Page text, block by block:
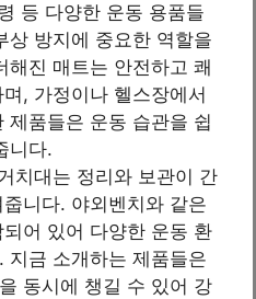
등 다양한 운동 용품들
상 방지에 중요한 역할을
해진 매트는 안전하고 쾌
, 가정이나 헬스장에서
제품들은 운동 습관을 쉽
니다.
치대는 정리와 보관이 간
니다. 야외벤치와 같은
어 있어 다양한 운동 환
지금 소개하는 제품들은
동시에 챙길 수 있어 강